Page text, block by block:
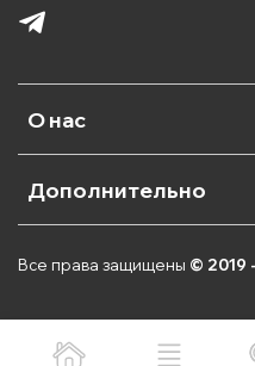
О нас
Дополнительно
Все права защищены © 2019